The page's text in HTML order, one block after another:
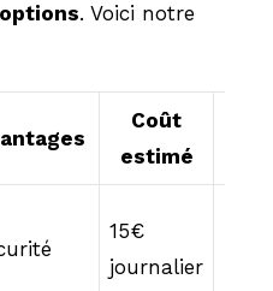
. Voici notre
Coût
estimé
15€
journalier